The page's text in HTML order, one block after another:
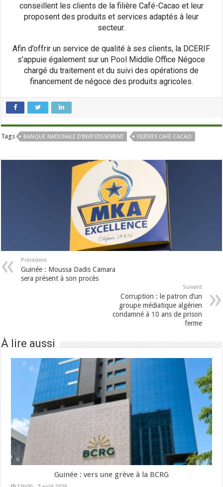
conseillent les clients de la filière Café-Cacao et leur
proposent des produits et services adaptés à leur
secteur.
Afin d’offrir un service de qualité à ses clients, la DCERIF
s’appuie également sur un Pool Middle Office Négoce
chargé du traitement et du suivi des opérations de
financement de négoce des produits agricoles.
Tags BANQUE NATIONALE D'INVESTISSEMENT FILIÈRES CAFÉ-CACAO
Précédent
Guinée : Moussa Dadis Camara
sera présent à son procès
Suivant
Corruption : le patron d’un
groupe médiatique algérien
condamné à 10 ans de prison
ferme
À lire aussi
Guinée : vers une grève à la BCRG